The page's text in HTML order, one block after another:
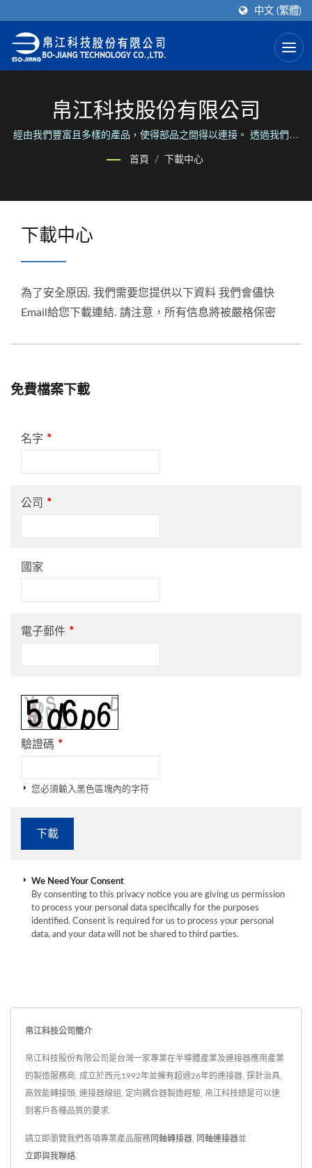
中文 (繁體)
帛江科技股份有限公司
經由我們豐富且多樣的產品，使得部品之間得以連接。 透過我們可
靠且彈性的服務，使得人們之間得以聯繫。
首頁 / 下載中心
下載中心
為了安全原因, 我們需要您提供以下資料 我們會儘快
Email給您下載連結. 請注意，所有信息將被嚴格保密
免費檔案下載
名字 *
公司 *
國家
電子郵件 *
驗證碼 *
您必須輸入黑色區塊內的字符
We Need Your Consent
By consenting to this privacy notice you are giving us permission
to process your personal data specifically for the purposes
identified. Consent is required for us to process your personal
data, and your data will not be shared to third parties.
帛江科技公司簡介
帛江科技股份有限公司是台灣一家專業在半導體產業及連接器應用產業
的製造服務商. 成立於西元1992年並擁有超過26年的連接器, 探針治具,
高效能轉接頭, 連接器線組, 定向耦合器製造經驗, 帛江科技總是可以達
到客戶各種品質的要求.
請立即瀏覽我們各項專業產品服務 同軸轉接器 同軸連接器並
立即與我聯絡